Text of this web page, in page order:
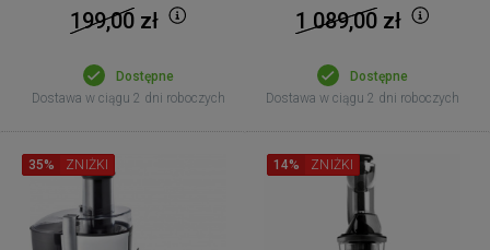
199,00zł
Dostępne
Dostawa w ciągu 2 dni roboczych
1 089,00zł
Dostępne
Dostawa w ciągu 2 dni roboczych
35% ZNIŻKI 14% ZNIŻKI